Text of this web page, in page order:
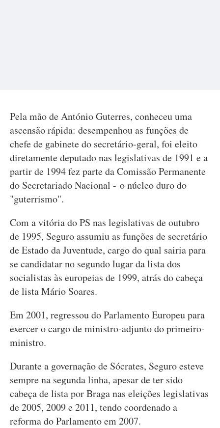
Pela mão de António Guterres, conheceu uma
ascensão rápida: desempenhou as funções de
chefe de gabinete do secretário-geral, foi eleito
diretamente deputado nas legislativas de 1991 e a
partir de 1994 fez parte da Comissão Permanente
do Secretariado Nacional - o núcleo duro do
"guterrismo".
Com a vitória do PS nas legislativas de outubro
de 1995, Seguro assumiu as funções de secretário
de Estado da Juventude, cargo do qual sairia para
se candidatar no segundo lugar da lista dos
socialistas às europeias de 1999, atrás do cabeça
de lista Mário Soares.
Em 2001, regressou do Parlamento Europeu para
exercer o cargo de ministro-adjunto do primeiro-
ministro.
Durante a governação de Sócrates, Seguro esteve
sempre na segunda linha, apesar de ter sido
cabeça de lista por Braga nas eleições legislativas
de 2005, 2009 e 2011, tendo coordenado a
reforma do Parlamento em 2007.